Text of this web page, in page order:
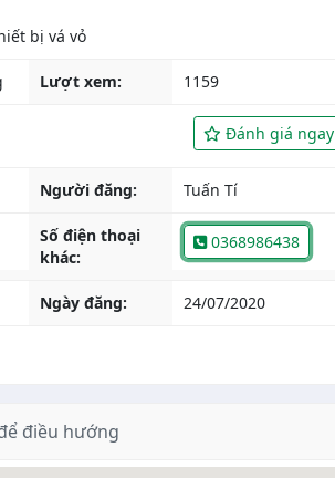
Lượt xem: 1159
Đánh giá ngay
Người đăng: Tuấn Tí
Số điện thoại
khác:
0368986438
Ngày đăng: 24/07/2020
điều hướng